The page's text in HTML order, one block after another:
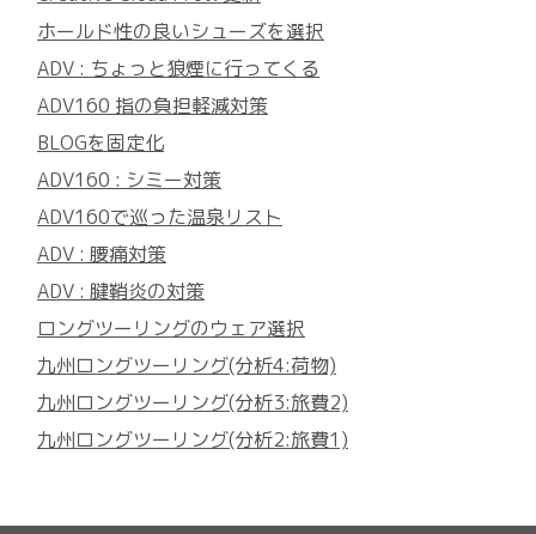
ホールド性の良いシューズを選択
ADV : ちょっと狼煙に行ってくる
ADV160 指の負担軽減対策
BLOGを固定化
ADV160 : シミー対策
ADV160で巡った温泉リスト
ADV : 腰痛対策
ADV : 腱鞘炎の対策
ロングツーリングのウェア選択
九州ロングツーリング(分析4:荷物)
九州ロングツーリング(分析3:旅費2)
九州ロングツーリング(分析2:旅費1)